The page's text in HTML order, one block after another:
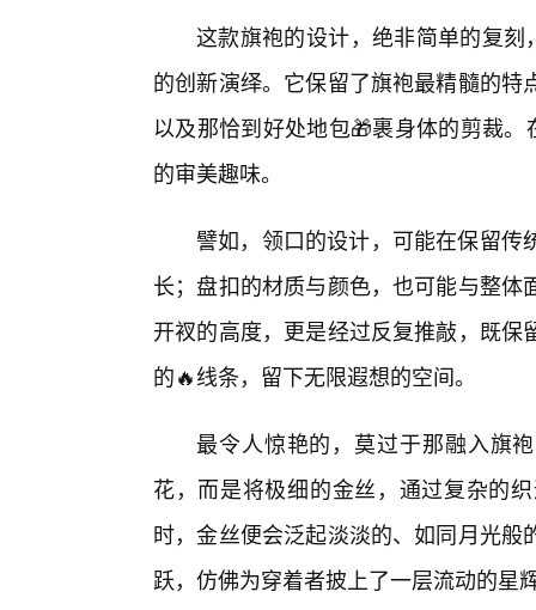
这款旗袍的设计，绝非简单的复刻
的创新演绎。它保留了旗袍最精髓的
以及那恰到好处地包🎁裹身体的剪裁
的审美趣味。
譬如，领口的设计，可能在保留传
长；盘扣的材质与颜色，也可能与整
开衩的高度，更是经过反复推敲，既
的🔥线条，留下无限遐想的空间。
最令人惊艳的，莫过于那融入旗
花，而是将极细的金丝，通过复杂的
时，金丝便会泛起淡淡的、如同月光
跃，仿佛为穿着者披上了一层流动的星